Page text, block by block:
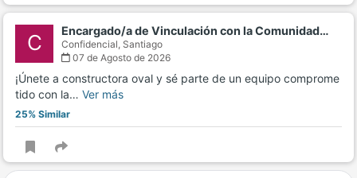
C Encargado/a de Vinculación con la Comunidad…
Confidencial, Santiago
07 de Agosto de 2026
¡Únete a constructora oval y sé parte de un equipo comprome
tido con la… Ver más
25% Similar